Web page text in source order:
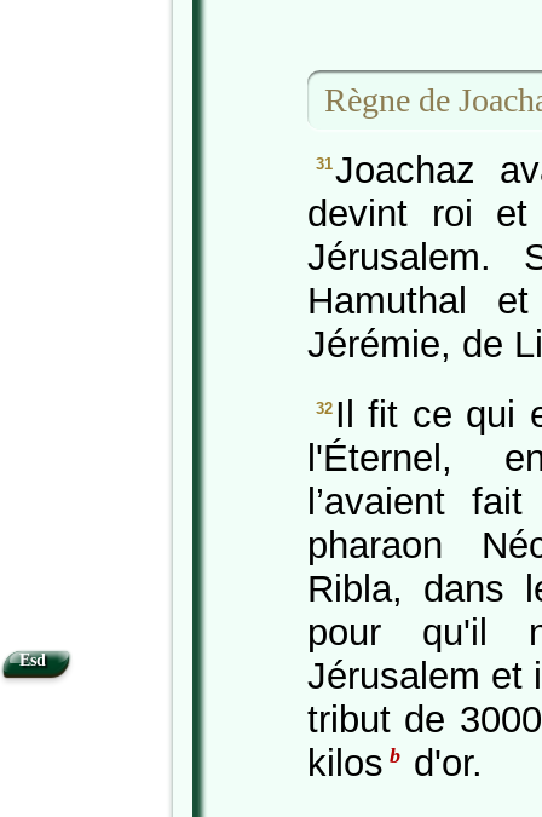
Règne de
31Joachaz
devint roi
Jérusalem.
Hamuthal
Jérémie, de
32 Il fit ce qui
l'Éternel,
l’avaient
pharaon
Ribla, dans
pour qu'il
Jérusalem et
tribut de
kilos b d'or.
Esd